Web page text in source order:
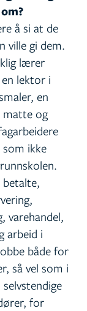
å si at de
ville gi dem.
lærer
lektor i
en
matte og
som ikke
betalte,
varehandel,
arbeid i
både for
så vel som i
for